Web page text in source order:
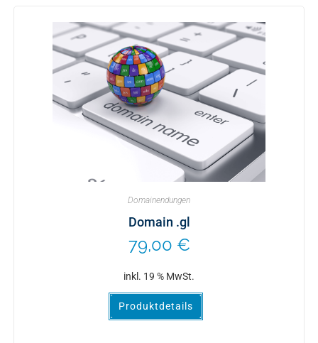
Domainendungen
Domain .gl
79,00 €
inkl. 19 % MwSt.
Produktdetails